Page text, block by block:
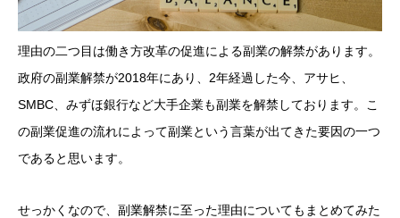
理由の二つ目は働き方改革の促進による副業の解禁があります。
政府の副業解禁が2018年にあり、2年経過した今、アサヒ、
SMBC、みずほ銀行など大手企業も副業を解禁しております。こ
の副業促進の流れによって副業という言葉が出てきた要因の一つ
であると思います。
せっかくなので、副業解禁に至った理由についてもまとめてみた